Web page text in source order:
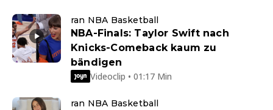
ran NBA Basketball
NBA-Finals: Taylor Swift nach
Knicks-Comeback kaum zu
bändigen
Videoclip • 01:17 Min
ran NBA Basketball